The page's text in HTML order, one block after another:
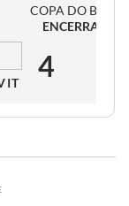
COPA DO
ENCERRADO
4